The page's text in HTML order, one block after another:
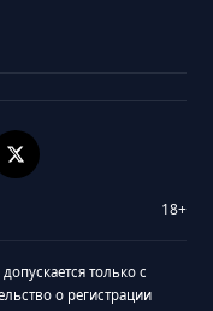
18+
только с
о регистрации